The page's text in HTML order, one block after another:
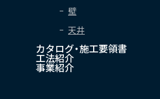
壁
天井
カタログ・施工要領書
工法紹介
事業紹介